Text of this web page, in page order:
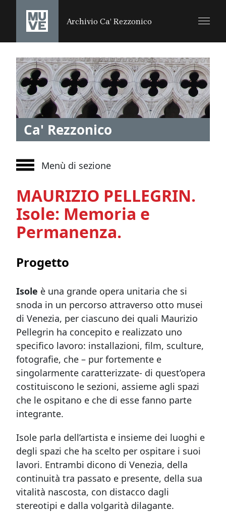
SALTA AL CONTENUTO PRINCIPALE
Archivio Ca’ Rezzonico
Ca' Rezzonico
Menù di sezione
MAURIZIO PELLEGRIN.
Isole: Memoria e
Permanenza.
Progetto
Isole è una grande opera unitaria che si
snoda in un percorso attraverso otto musei
di Venezia, per ciascuno dei quali Maurizio
Pellegrin ha concepito e realizzato uno
specifico lavoro: installazioni, film, sculture,
fotografie, che – pur fortemente e
singolarmente caratterizzate- di quest’opera
costituiscono le sezioni, assieme agli spazi
che le ospitano e che di esse fanno parte
integrante.
Isole parla dell’artista e insieme dei luoghi e
degli spazi che ha scelto per ospitare i suoi
lavori. Entrambi dicono di Venezia, della
continuità tra passato e presente, della sua
vitalità nascosta, con distacco dagli
stereotipi e dalla volgarità dilagante.